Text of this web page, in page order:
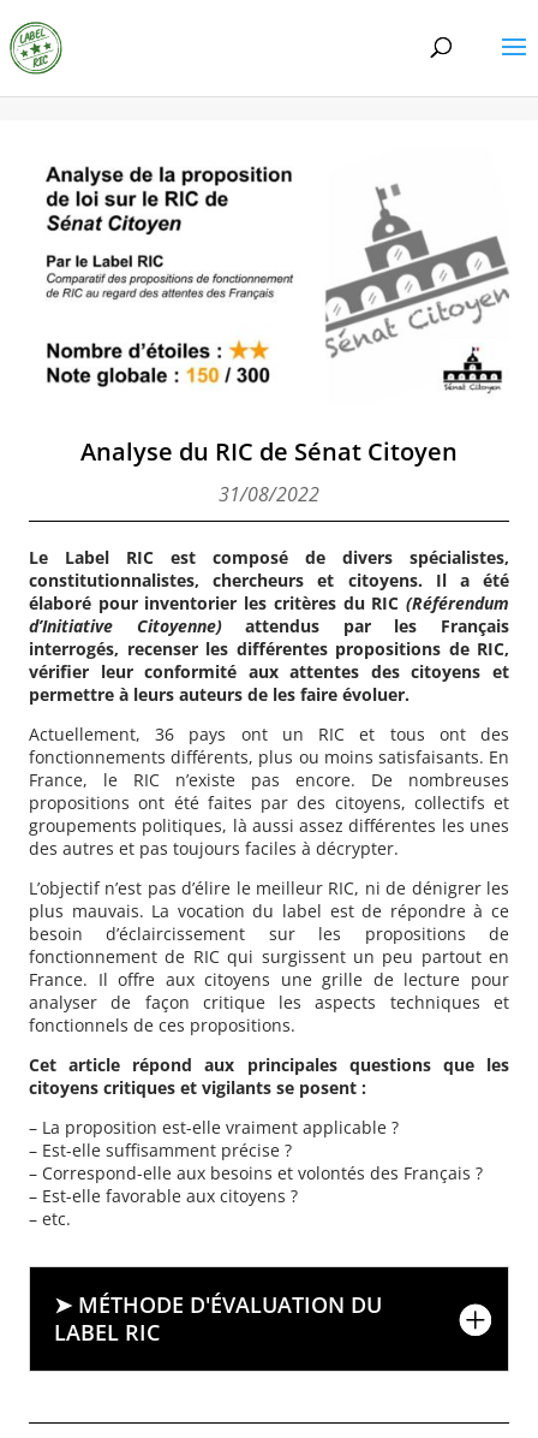
Analyse du RIC de Sénat Citoyen
31/08/2022
Le Label RIC est composé de divers spécialistes,
constitutionnalistes, chercheurs et citoyens. Il a été
élaboré pour inventorier les critères du RIC (Référendum
d’Initiative Citoyenne)attendus par les Français
interrogés, recenser les différentes propositions de RIC,
vérifier leur conformité aux attentes des citoyens et
permettre à leurs auteurs de les faire évoluer.
Actuellement, 36 pays ont un RIC et tous ont des
fonctionnements différents, plus ou moins satisfaisants. En
France, le RIC n’existe pas encore. De nombreuses
propositions ont été faites par des citoyens, collectifs et
groupements politiques, là aussi assez différentes les unes
des autres et pas toujours faciles à décrypter.
L’objectif n’est pas d’élire le meilleur RIC, ni de dénigrer les
plus mauvais. La vocation du label est de répondre à ce
besoin d’éclaircissement sur les propositions de
fonctionnement de RIC qui surgissent un peu partout en
France. Il offre aux citoyens une grille de lecture pour
analyserde façon critique les aspects techniques et
fonctionnels de ces propositions.
Cet article répond aux principales questions que les
citoyens critiques et vigilants se posent :
– La proposition est-elle vraiment applicable ?
– Est-elle suffisamment précise ?
– Correspond-elle aux besoins et volontés des Français ?
– Est-elle favorable aux citoyens ?
– etc.
➤ MÉTHODE D'ÉVALUATION DU
LABEL RIC